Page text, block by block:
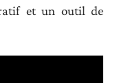
et un outil de